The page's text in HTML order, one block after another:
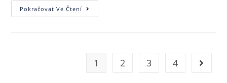
Pokračovat Ve Čtení
1 2 3 4